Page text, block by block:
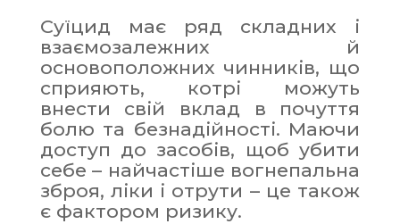
Суїцид має ряд складних і
взаємозалежних й
основоположних чинників, що
сприяють, котрі можуть
внести свій вклад в почуття
болю та безнадійності. Маючи
доступ до засобів, щоб убити
себе – найчастіше вогнепальна
зброя, ліки і отрути – це також
є фактором ризику.